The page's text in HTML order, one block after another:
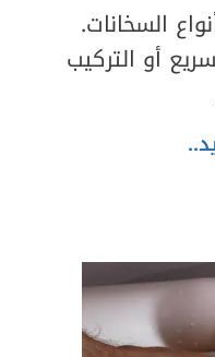
السخانات.
أو التركيب